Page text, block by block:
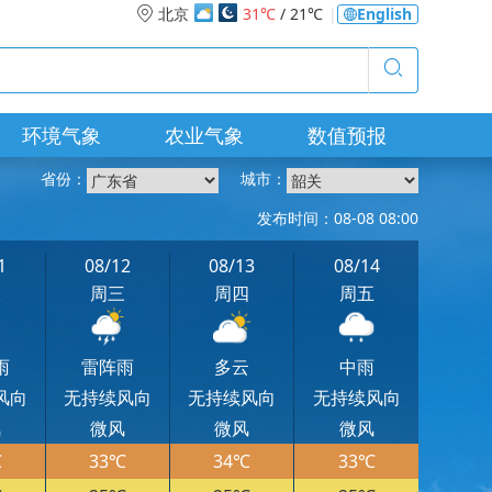
北京 31℃ / 21℃ English
环境气象 农业气象 数值预报
省份：
城市：
发布时间：08-08 08:00
向
08/12
周三
雷阵雨
无持续风向
微风
33℃
08/13
周四
多云
无持续风向
微风
34℃
08/14
周五
中雨
无持续风向
微风
33℃